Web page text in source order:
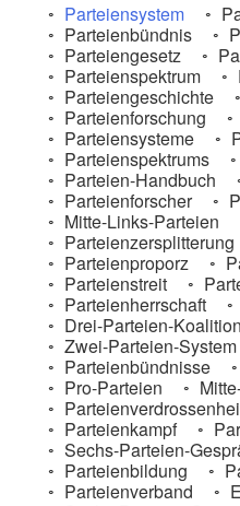
Parteiensystem
Parteienbündnis
Parteiengesetz
Parteienspektrum
Parteiengeschichte
Parteienforschung
Parteiensysteme
Parteienspektrums
Parteien-Handbuch
Parteienforscher
Mitte-Links-Parteien
Parteienzersplitterung
Parteienproporz
Parteienstreit
Parteienherrschaft
Drei-Parteien-Koalition
Zwei-Parteien-System
Parteienbündnisse
Pro-Parteien
Parteienkampf
Sechs-Parteien-
Parteienbildung
Parteienverband